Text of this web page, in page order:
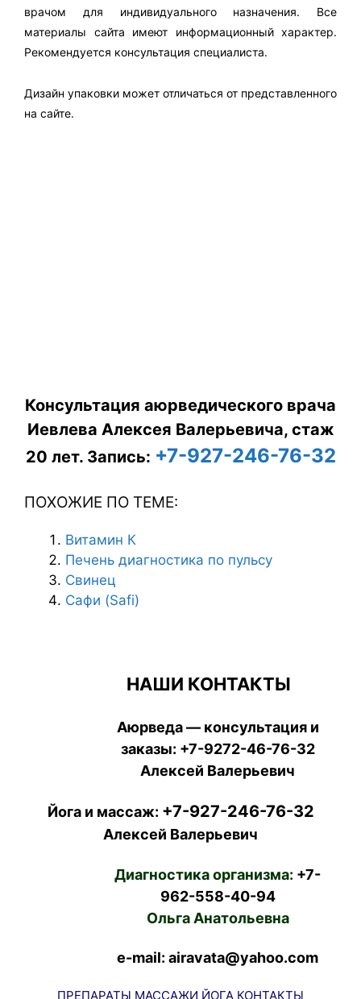
врачом для индивидуального назначения. Все
материалы сайта имеют информационный характер.
Рекомендуется консультация специалиста.
Дизайн упаковки может отличаться от представленного
на сайте.
Консультация аюрведического врача
Иевлева Алексея Валерьевича, стаж
20 лет. Запись: +7-927-246-76-32
ПОХОЖИЕ ПО ТЕМЕ:
Витамин К
Печень диагностика по пульсу
Свинец
Сафи (Safi)
НАШИ КОНТАКТЫ
Аюрведа — консультация и
заказы: +7-9272-46-76-32
Алексей Валерьевич
Йога и массаж: +7-927-246-76-32
Алексей Валерьевич
Диагностика организма: +7-
962-558-40-94
Ольга Анатольевна
e-mail: airavata@yahoo.com
ПРЕПАРАТЫ МАССАЖИ ЙОГА КОНТАКТЫ